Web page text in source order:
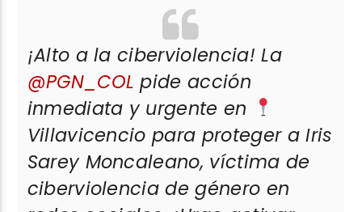
¡Alto a la ciberviolencia! La
@PGN_COL pide acción
inmediata y urgente en
Villavicencio para proteger a Iris
Sarey Moncaleano, víctima de
ciberviolencia de género en